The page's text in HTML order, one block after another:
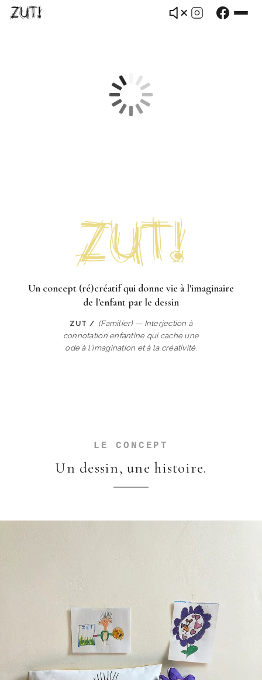
Un concept (ré)créatif qui donne vie à l'imaginaire
de l'enfant par le dessin
ZUT / (Familier) — Interjection à
connotation enfantine qui cache une
ode à l'imagination et à la créativité.
LE CONCEPT
Un dessin, une histoire.